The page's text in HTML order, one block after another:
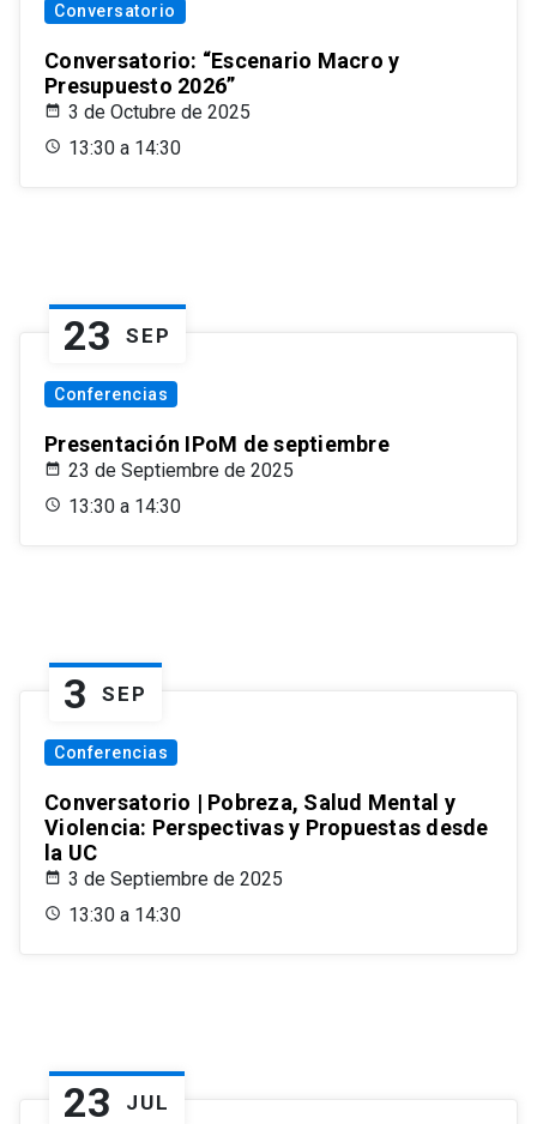
Conversatorio
Conversatorio: “Escenario Macro y
Presupuesto 2026”
3 de Octubre de 2025
13:30 a 14:30
23 SEP
Conferencias
Presentación IPoM de septiembre
23 de Septiembre de 2025
13:30 a 14:30
3 SEP
Conferencias
Conversatorio | Pobreza, Salud Mental y
Violencia: Perspectivas y Propuestas desde
la UC
3 de Septiembre de 2025
13:30 a 14:30
23 JUL